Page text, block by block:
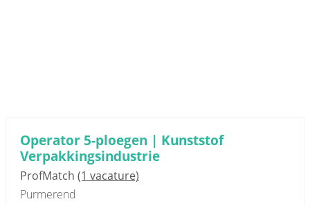
Operator 5-ploegen | Kunststof
Verpakkingsindustrie
ProfMatch (1 vacature)
Purmerend